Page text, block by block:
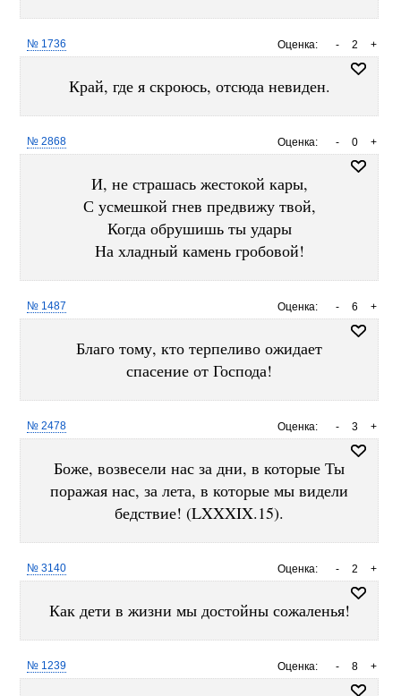
Оценка: +
2
-
№ 1736
Край, где я скроюсь, отсюда невиден.
Оценка: +
0
-
№ 2868
И, не страшась жестокой кары,
С усмешкой гнев предвижу твой,
Когда обрушишь ты удары
На хладный камень гробовой!
Оценка: +
6
-
№ 1487
Благо тому, кто терпеливо ожидает
спасение от Господа!
Оценка: +
3
-
№ 2478
Боже, возвесели нас за дни, в которые Ты
поражая нас, за лета, в которые мы видели
бедствие! (LXXXIX.15).
Оценка: +
2
-
№ 3140
Как дети в жизни мы достойны сожаленья!
Оценка: +
8
-
№ 1239